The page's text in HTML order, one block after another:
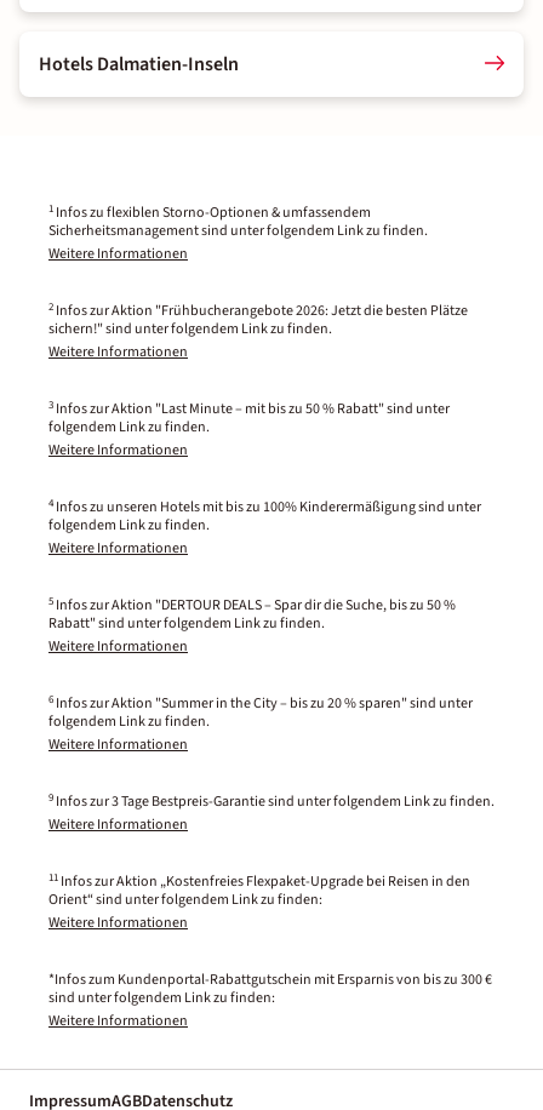
Hotels Dalmatien-Inseln
1 Infos zu flexiblen Storno-Optionen & umfassendem
Sicherheitsmanagement sind unter folgendem Link zu finden.
Weitere Informationen
2 Infos zur Aktion "Frühbucherangebote 2026: Jetzt die besten Plätze
sichern!" sind unter folgendem Link zu finden.
Weitere Informationen
3 Infos zur Aktion "Last Minute – mit bis zu 50 % Rabatt" sind unter
folgendem Link zu finden.
Weitere Informationen
4 Infos zu unseren Hotels mit bis zu 100% Kinderermäßigung sind unter
folgendem Link zu finden.
Weitere Informationen
5 Infos zur Aktion "DERTOUR DEALS – Spar dir die Suche, bis zu 50 %
Rabatt" sind unter folgendem Link zu finden.
Weitere Informationen
6 Infos zur Aktion "Summer in the City – bis zu 20 % sparen" sind unter
folgendem Link zu finden.
Weitere Informationen
9 Infos zur 3 Tage Bestpreis-Garantie sind unter folgendem Link zu finden.
Weitere Informationen
11 Infos zur Aktion „Kostenfreies Flexpaket-Upgrade bei Reisen in den
Orient“ sind unter folgendem Link zu finden:
Weitere Informationen
*Infos zum Kundenportal-Rabattgutschein mit Ersparnis von bis zu 300 €
sind unter folgendem Link zu finden:
Weitere Informationen
ImpressumAGBDatenschutz